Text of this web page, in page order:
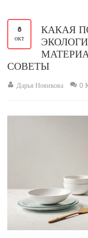
8
окт
КАКАЯ
СОВЕТЫ
Дарья Новикова 0